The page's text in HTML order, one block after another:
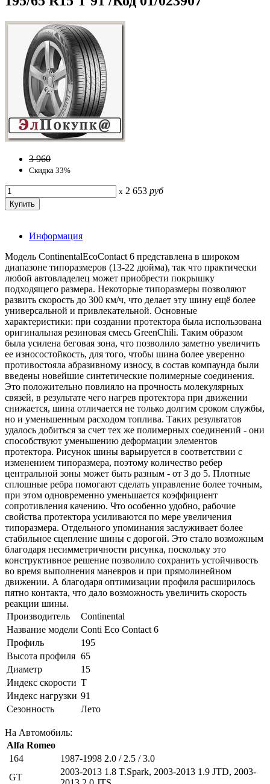
3 960
Скидка 33%
x 2 653 руб
Информация
Модель ContinentalEcoContact 6 представлена в широком
диапазоне типоразмеров (13-22 дюйма), так что практически
любой автовладелец может приобрести покрышку
подходящего размера. Некоторые типоразмеры позволяют
развить скорость до 300 км/ч, что делает эту шину ещё более
универсальной и привлекательной. Основные
характеристики: при создании протектора была использована
оригинальная резиновая смесь GreenChili. Таким образом
была усилена беговая зона, что позволило заметно увеличить
ее износостойкость, для того, чтобы шина более уверенно
противостояла абразивному износу, в состав компаунда были
введены новейшие синтетические полимерные соединения.
Это положительно повлияло на прочность молекулярных
связей, в результате чего нагрев протектора при движении
снижается, шина отличается не только долгим сроком службы,
но и уменьшенным расходом топлива. Таких результатов
удалось добиться за счет тех же полимерных соединений - они
способствуют уменьшению деформации элементов
протектора. Рисунок шины варьируется в соответствии с
изменением типоразмера, поэтому количество ребер
центральной зоны может быть разным - от 3 до 5. Плотные
сплошные ребра помогают сделать управление более точным,
при этом одновременно уменьшается коэффициент
сопротивления качению. Что особенно удобно, рабочие
свойства протектора усиливаются по мере увеличения
типоразмера. Отдельного упоминания заслуживает более
стабильное сцепление шины с дорогой. Это стало возможным
благодаря несимметричности рисунка, поскольку это
конструктивное решение позволило сохранить устойчивость
во время выполнения маневров и при прямолинейном
движении. А благодаря оптимизации профиля расширилось
пятно контакта, что дало возможность увеличить скорость
реакции шины.
Производитель
Continental
Название модели Conti Eco Contact 6
Профиль
195
Высота профиля 65
Диаметр
15
Индекс скорости T
Индекс нагрузки 91
Сезонность
Лето
На Автомобиль:
Alfa Romeo
164
1987-1998 2.0 / 2.5 / 3.0
GT
2003-2013 1.8 T.Spark, 2003-2013 1.9 JTD, 2003-